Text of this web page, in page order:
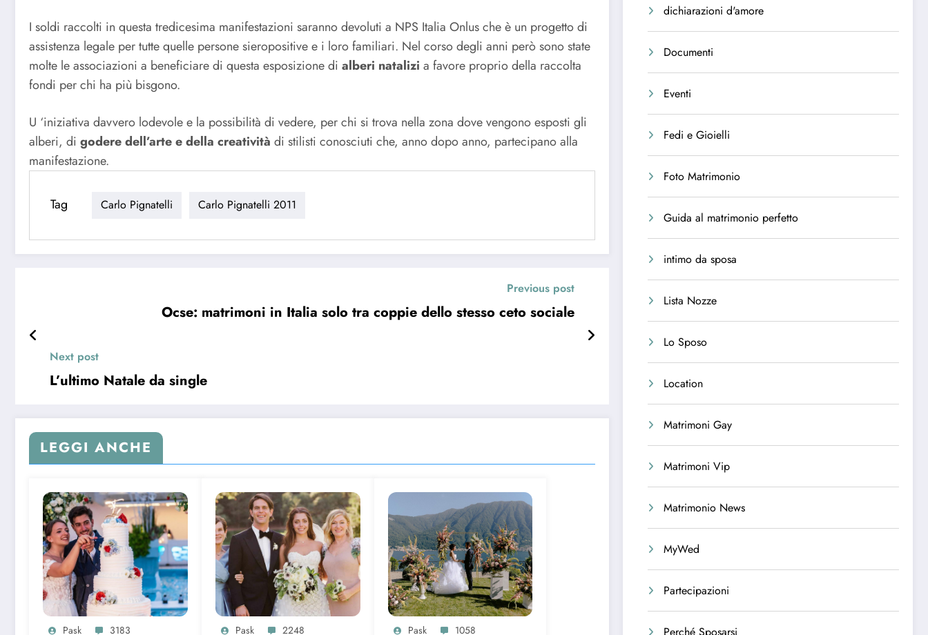
I soldi raccolti in questa tredicesima manifestazioni saranno devoluti a NPS Italia Onlus che è un progetto di
assistenza legale per tutte quelle persone sieropositive e i loro familiari. Nel corso degli anni però sono state
molte le associazioni a beneficiare di questa esposizione di alberi natalizi a favore proprio della raccolta
fondi per chi ha più bisgono.
U ‘iniziativa davvero lodevole e la possibilità di vedere, per chi si trova nella zona dove vengono esposti gli
alberi, di godere dell’arte e della creatività di stilisti conosciuti che, anno dopo anno, partecipano alla
manifestazione.
Tag Carlo Pignatelli Carlo Pignatelli 2011
Previous post
Ocse: matrimoni in Italia solo tra coppie dello stesso ceto sociale
Next post
L’ultimo Natale da single
LEGGI ANCHE
Pask 3183 Pask 2248 Pask 1058
dichiarazioni d'amore
Documenti
Eventi
Fedi e Gioielli
Foto Matrimonio
Guida al matrimonio perfetto
intimo da sposa
Lista Nozze
Lo Sposo
Location
Matrimoni Gay
Matrimoni Vip
Matrimonio News
MyWed
Partecipazioni